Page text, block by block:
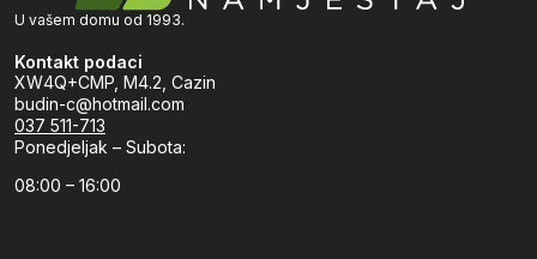
U vašem domu od 1993.
Kontakt podaci
XW4Q+CMP, M4.2, Cazin
budin-c@hotmail.com
037 511-713
Ponedjeljak – Subota:
08:00 – 16:00